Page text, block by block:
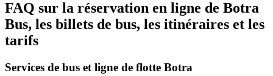
FAQ sur la réservation en ligne de Botra
Bus, les billets de bus, les itinéraires et les
tarifs
Services de bus et ligne de flotte Botra